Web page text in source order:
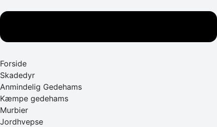
Forside
Skadedyr
Anmindelig Gedehams
Kæmpe gedehams
Murbier
Jordhvepse